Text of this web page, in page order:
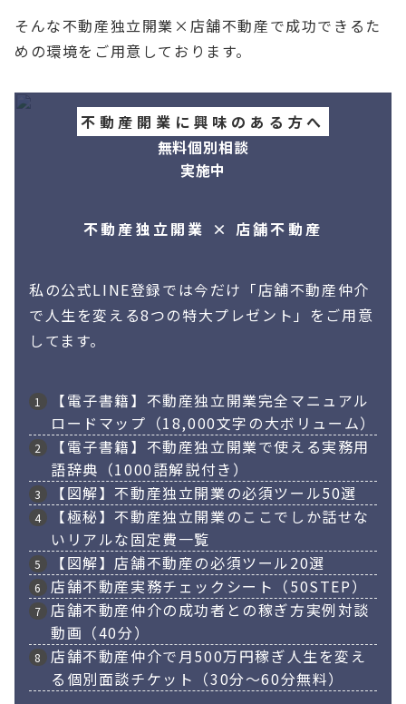
そんな不動産独立開業×店舗不動産で成功できるた
めの環境をご用意しております。
不動産開業に興味のある方へ
無料個別相談
実施中
不動産独立開業 × 店舗不動産
私の公式LINE登録では今だけ「店舗不動産仲介
で人生を変える8つの特大プレゼント」をご用意
してます。
【電子書籍】不動産独立開業完全マニュアル
ロードマップ（18,000文字の大ボリューム）
【電子書籍】不動産独立開業で使える実務用
語辞典（1000語解説付き）
【図解】不動産独立開業の必須ツール50選
【極秘】不動産独立開業のここでしか話せな
いリアルな固定費一覧
【図解】店舗不動産の必須ツール20選
店舗不動産実務チェックシート（50STEP）
店舗不動産仲介の成功者との稼ぎ方実例対談
動画（40分）
店舗不動産仲介で月500万円稼ぎ人生を変え
る個別面談チケット（30分～60分無料）